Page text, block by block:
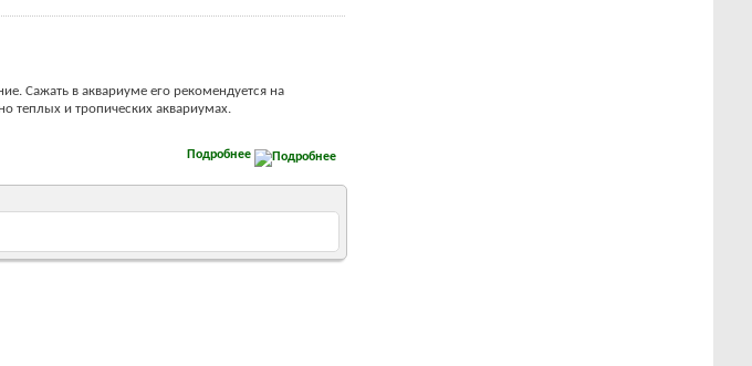
Сажать в аквариуме его рекомендуется на
теплых и тропических аквариумах.
Подробнее